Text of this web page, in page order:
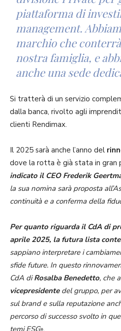
piattaforma di
management.
marchio che
nostra famiglia, e
anche una sede
Si tratterà di un servizio
dalla banca, rivolto agli
clienti Rendimax.
Il 2025 sarà anche l’anno del
dove la rotta è già stata in gran
indicato il CEO Frederik
la sua nomina sarà proposta
continuità e a conferma della
Per quanto riguarda il CdA di
aprile 2025, la futura lista
sappiano interpretare i
sfide future. In questo
CdA diRosalba Benedetto, che
vicepresidentedel gruppo, per
sul brand e sulla reputazione
percorso di successo svolto in
temi ESG».